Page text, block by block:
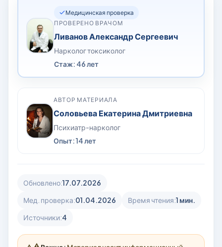
Медицинская проверка
ПРОВЕРЕНО ВРАЧОМ
Ливанов Александр Сергеевич
Нарколог токсиколог
Стаж: 46 лет
АВТОР МАТЕРИАЛА
Соловьева Екатерина Дмитриевна
Психиатр-нарколог
Опыт: 14 лет
Обновлено:17.07.2026
Мед. проверка:01.04.2026 Время чтения:1 мин.
Источники:4